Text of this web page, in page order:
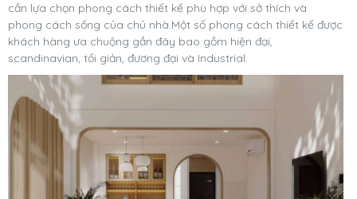
cần lựa chọn phong cách thiết kế phù hợp với sở thích và
phong cách sống của chủ nhà.Một số phong cách thiết kế được
khách hàng ưa chuộng gần đây bao gồm hiện đại,
scandinavian, tối giản, đương đại và Industrial.